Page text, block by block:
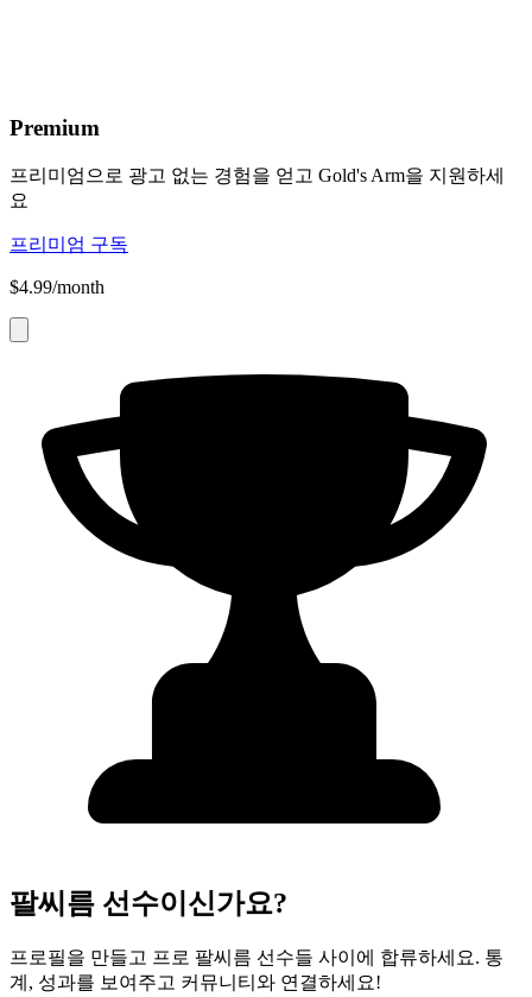
Premium
프리미엄으로 광고 없는 경험을 얻고 Gold's Arm을 지원하세
요
프리미엄 구독
$4.99/month
팔씨름 선수이신가요?
프로필을 만들고 프로 팔씨름 선수들 사이에 합류하세요. 통
계, 성과를 보여주고 커뮤니티와 연결하세요!